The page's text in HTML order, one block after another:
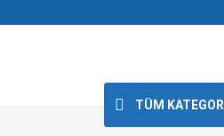
TÜM